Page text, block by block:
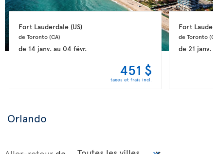
Fort Lauderdale (US)
de Toronto (CA)
de 14 janv.au 04 févr.
451 $
taxes et frais incl.
Fort
de Toronto
de 21 janv.
Orlando